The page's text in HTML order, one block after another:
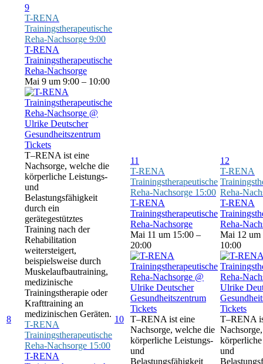
8
9
T-RENA
Trainingstherapeutische
Reha-Nachsorge 9:00
T-RENA
Trainingstherapeutische
Reha-Nachsorge
Mai 9 um 9:00 – 10:00
Tickets
T–RENA ist eine
Nachsorge, welche die
körperliche Leistungs-
und
Belastungsfähigkeit
durch ein
gerätegestütztes
Training nach der
Rehabilitation
weitersteigert,
beispielsweise durch
Muskelaufbautraining,
medizinische
Trainingstherapie oder
Krafttraining an
medizinischen Geräten.
T-RENA
Trainingstherapeutische
Reha-Nachsorge 15:00
T-RENA
10
11
T-RENA
Trainingstherapeutische
Reha-Nachsorge 15:00
T-RENA
Trainingstherapeutische
Reha-Nachsorge
Mai 11 um 15:00 –
20:00
Tickets
T–RENA ist eine
Nachsorge, welche die
körperliche Leistungs-
und
Belastungsfähigkeit
12
T-RENA
Reha-
T-RENA
Reha-
Mai 12 um
10:00
Tickets
T–RENA
und